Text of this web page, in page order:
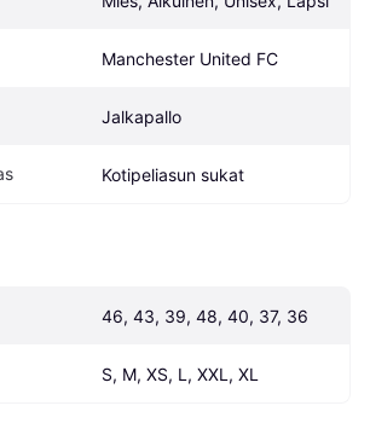
Manchester United FC
Jalkapallo
Kotipeliasun sukat
46, 43, 39, 48, 40, 37, 36
S, M, XS, L, XXL, XL